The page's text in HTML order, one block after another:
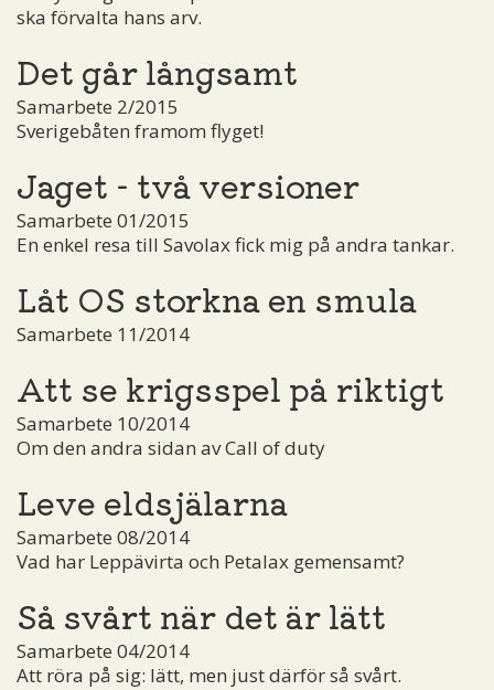
ska förvalta hans arv.
Det går långsamt
Samarbete 2/2015
Sverigebåten framom flyget!
Jaget - två versioner
Samarbete 01/2015
En enkel resa till Savolax fick mig på andra tankar.
Låt OS storkna en smula
Samarbete 11/2014
Att se krigsspel på riktigt
Samarbete 10/2014
Om den andra sidan av Call of duty
Leve eldsjälarna
Samarbete 08/2014
Vad har Leppävirta och Petalax gemensamt?
Så svårt när det är lätt
Samarbete 04/2014
Att röra på sig: lätt, men just därför så svårt.